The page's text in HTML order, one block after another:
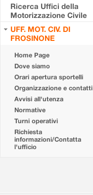
Ricerca Uffici della
Motorizzazione Civile
UFF. MOT. CIV. DI
FROSINONE
Home Page
Dove siamo
Orari apertura sportelli
Organizzazione e contatti
Avvisi all'utenza
Normative
Turni operativi
Richiesta
informazioni/Contatta
l'ufficio